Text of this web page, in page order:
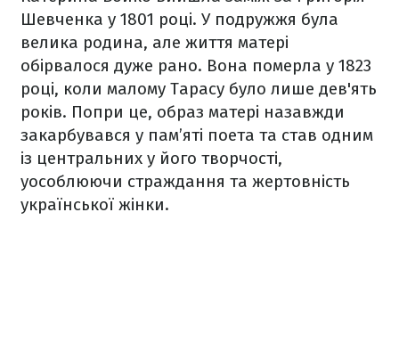
Шевченка у 1801 році. У подружжя була
велика родина, але життя матері
обірвалося дуже рано. Вона померла у 1823
році, коли малому Тарасу було лише дев'ять
років. Попри це, образ матері назавжди
закарбувався у пам’яті поета та став одним
із центральних у його творчості,
уособлюючи страждання та жертовність
української жінки.